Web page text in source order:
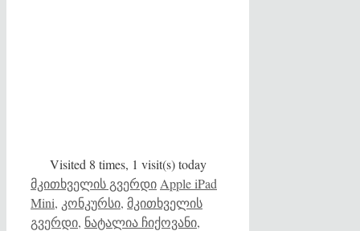
Visited 8 times, 1 visit(s) today
Categories
მკითხველის გვერდი Tags
Apple iPad
Mini, კონკურსი, მკითხველის
გვერდი, ნატალია ჩიქოვანი,